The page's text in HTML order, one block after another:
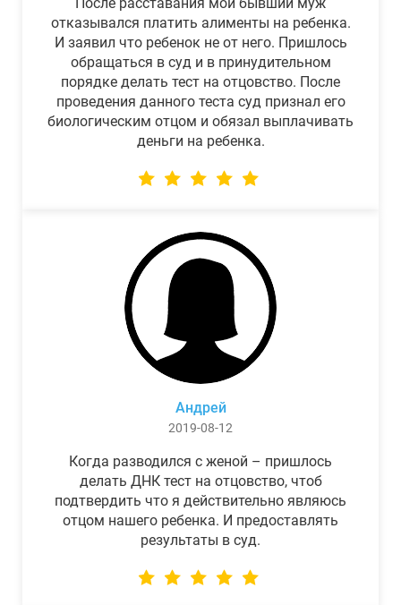
После расставания мой бывший муж
отказывался платить алименты на ребенка.
И заявил что ребенок не от него. Пришлось
обращаться в суд и в принудительном
порядке делать тест на отцовство. После
проведения данного теста суд признал его
биологическим отцом и обязал выплачивать
деньги на ребенка.
Андрей
2019-08-12
Когда разводился с женой – пришлось
делать ДНК тест на отцовство, чтоб
подтвердить что я действительно являюсь
отцом нашего ребенка. И предоставлять
результаты в суд.